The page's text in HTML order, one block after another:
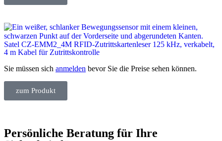
Satel CZ-EMM2_4M RFID-Zutrittskartenleser 125 kHz, verkabelt,
4 m Kabel für Zutrittskontrolle
Sie müssen sich anmelden bevor Sie die Preise sehen können.
zum Produkt
Persönliche Beratung für Ihre